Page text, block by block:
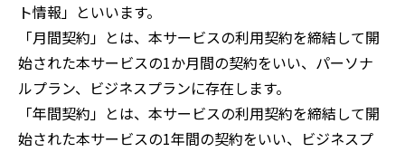
ト情報」といいます。
「月間契約」とは、本サービスの利用契約を締結して開
始された本サービスの1か月間の契約をいい、パーソナ
ルプラン、ビジネスプランに存在します。
「年間契約」とは、本サービスの利用契約を締結して開
始された本サービスの1年間の契約をいい、ビジネスプ